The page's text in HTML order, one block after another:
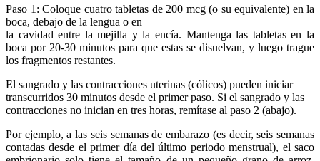
Paso 1: Coloque cuatro tabletas de 200 mcg (o su equivalente) en la
boca, debajo de la lengua o en
la cavidad entre la mejilla y la encía. Mantenga las tabletas en la
boca por 20-30 minutos para que estas se disuelvan, y luego trague
los fragmentos restantes.
El sangrado y las contracciones uterinas (cólicos) pueden iniciar
transcurridos 30 minutos desde el primer paso. Si el sangrado y las
contracciones no inician en tres horas, remítase al paso 2 (abajo).
Por ejemplo, a las seis semanas de embarazo (es decir, seis semanas
contadas desde el primer día del último periodo menstrual), el saco